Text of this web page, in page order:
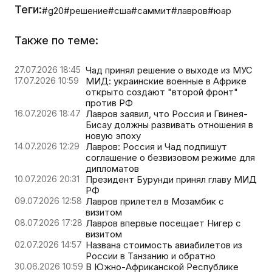
Теги:#g20#решение#сша#саммит#лавров#юар
Также по теме:
27.07.2026 18:45 Чад принял решение о выходе из МУС
17.07.2026 10:59
МИД: украинские военные в Африке
открыто создают "второй фронт"
против РФ
16.07.2026 18:47 Лавров заявил, что Россия и Гвинея-
Бисау должны развивать отношения в
новую эпоху
14.07.2026 12:29
Лавров: Россия и Чад подпишут
соглашение о безвизовом режиме для
дипломатов
10.07.2026 20:31
Президент Бурунди принял главу МИД
РФ
09.07.2026 12:58 Лавров прилетел в Мозамбик с
визитом
08.07.2026 17:28 Лавров впервые посещает Нигер с
визитом
02.07.2026 14:57 Названа стоимость авиабилетов из
России в Танзанию и обратно
30.06.2026 10:59 В Южно-Африканской Республике